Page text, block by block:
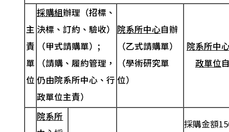
主
責
單
位
採購組辦理（招標、
決標、訂約、驗收）
（甲式請購單）;
（請購、履約管理，
仍由院系所中心、行
政單位主責）
院系所中心自辦
（乙式請購單）
（學術研究單
位）
院系所中
政單位
院系所
採購金額